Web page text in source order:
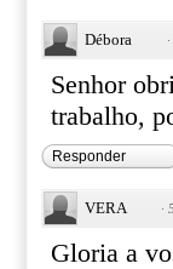
Débora ·
Senhor
trabalho,
Responder
VERA ·
Gloria a